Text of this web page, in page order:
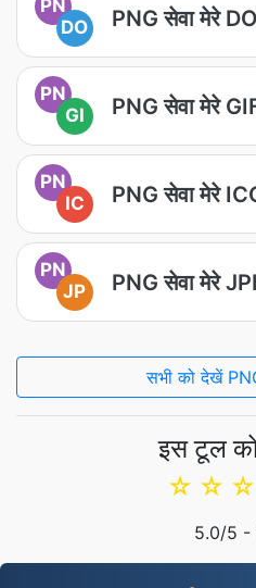
PN
DO
PNG सेवा मेरे
PN
GI
PNG सेवा मेरे
PN
IC
PNG सेवा मेरे
PN
JP
PNG सेवा मेरे
सभी को देखें
इस टूल
☆
☆
☆
5.0/5 -